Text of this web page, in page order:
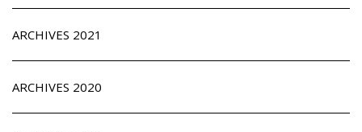
ARCHIVES 2021
ARCHIVES 2020